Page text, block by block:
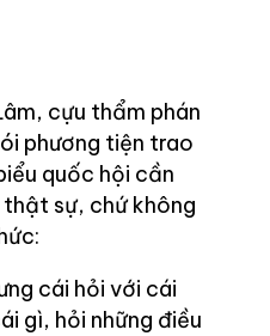
cựu thẩm phán
phương tiện trao
quốc hội cần
sự, chứ không
cái hỏi với cái
gì, hỏi những điều